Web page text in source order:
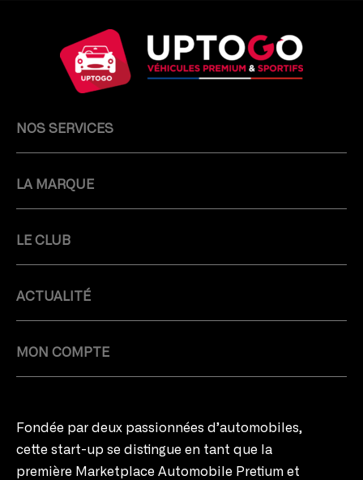
NOS SERVICES
LA MARQUE
LE CLUB
ACTUALITÉ
MON COMPTE
Fondée par deux passionnées d’automobiles,
cette start-up se distingue en tant que la
première Marketplace Automobile Pretium et